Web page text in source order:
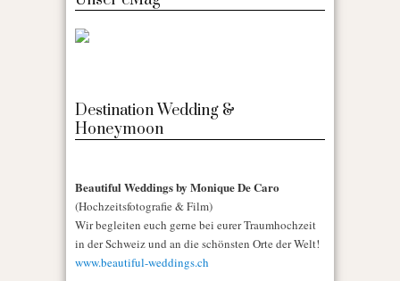
Destination Wedding &
Honeymoon
Beautiful Weddings by Monique De Caro
(Hochzeitsfotografie & Film)
Wir begleiten euch gerne bei eurer Traumhochzeit
in der Schweiz und an die schönsten Orte der Welt!
www.beautiful-weddings.ch